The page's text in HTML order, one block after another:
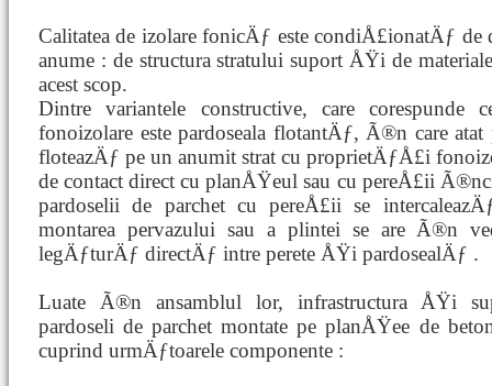
Calitatea de izolare fonicÄƒ este condiÅ£ionatÄƒ
anume : de structura stratului suport ÅŸi de
acest scop.
Dintre variantele constructive, care
fonoizolare este pardoseala flotantÄƒ, Ã®n care
floteazÄƒ pe un anumit strat cu proprietÄƒÅ£i
de contact direct cu planÅŸeul sau cu pereÅ£ii
pardoselii de parchet cu pereÅ£ii se
montarea pervazului sau a plintei se are Ã®n
legÄƒturÄƒ directÄƒ intre perete ÅŸi pardosealÄƒ .
Luate Ã®n ansamblul lor, infrastructura ÅŸi
pardoseli de parchet montate pe planÅŸee de
cuprind urmÄƒtoarele componente :